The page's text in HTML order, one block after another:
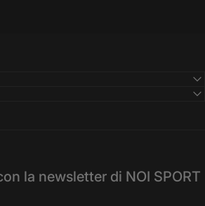
la newsletter di NOI SPORT